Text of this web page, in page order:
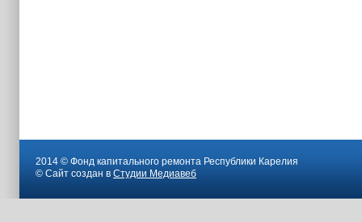
2014 © Фонд капитального ремонта Республики Карелия
© Сайт создан в Студии Медиавеб